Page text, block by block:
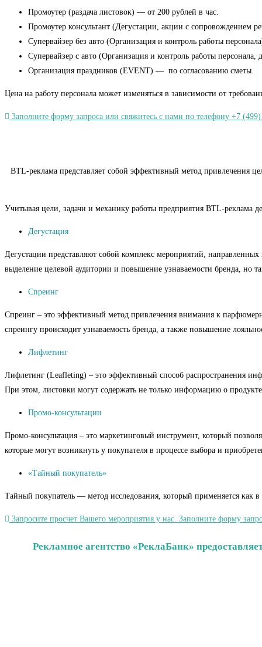
Промоутер (раздача листовок) — от 200 рублей в час.
Промоутер консультант (Дегустации, акции с сопровождением
Супервайзер без авто (Организация и контроль работы
Супервайзер с авто (Организация и контроль работы
Организация праздников (EVENT) — по согласованию сметы.
Цена на работу персонала может изменяться в зависимости от
Заполните форму запроса или свяжитесь с нами по телефону +7
BTL-реклама представляет собой эффективный метод привлечения
Учитывая цели, задачи и механику работы предприятия BTL-реклама
Дегустация
Дегустации представляют собой комплекс мероприятий,
выделение целевой аудитории и повышение узнаваемости бренда, но
Спреинг
Спреинг – это эффективный метод привлечения внимания к
спреингу происходит узнаваемость бренда, а также повышение
Лифлетинг
Лифлетинг (Leafleting) – это эффективный способ распространения
При этом, листовки могут содержать не только информацию о
Промо-консультации
Промо-консультация – это маркетинговый инструмент, который
которые могут возникнуть у покупателя в процессе выбора и
«Тайный покупатель»
Тайный покупатель — метод исследования, который применяется как
Запросите просчет Вашего мероприятия у нас. Заполните форму
Рекламное агентство «РеклаБанк»